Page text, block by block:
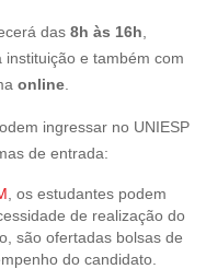
das 8h às 16h
instituição e também com
online
ingressar no UNIESP
de entrada:
, os estudantes podem
de realização do
são ofertadas bolsas de
do candidato.